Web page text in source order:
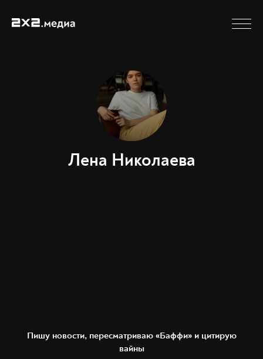
Лена Николаева
Пишу новости, пересматриваю «Баффи» и цитирую
вайны